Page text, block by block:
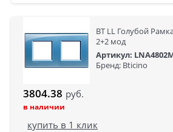
BT LL Голубой
2+2 мод
Артикул:
Бренд: Bticino
3804.38 руб.
в наличии
купить в 1 клик